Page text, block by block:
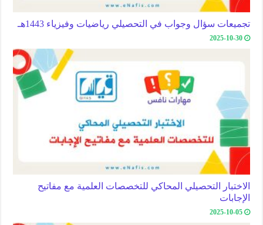
تجميعات سؤال وجواب في التحصيلي رياضيات وفيزياء 1443هـ
2025-10-30
الاختبار التحصيلي المحاكي للتخصصات العلمية مع مفاتيح
الإجابات
2025-10-05